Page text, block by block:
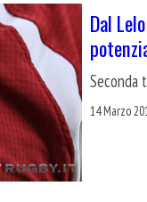
Dal
Seconda
14 Marzo